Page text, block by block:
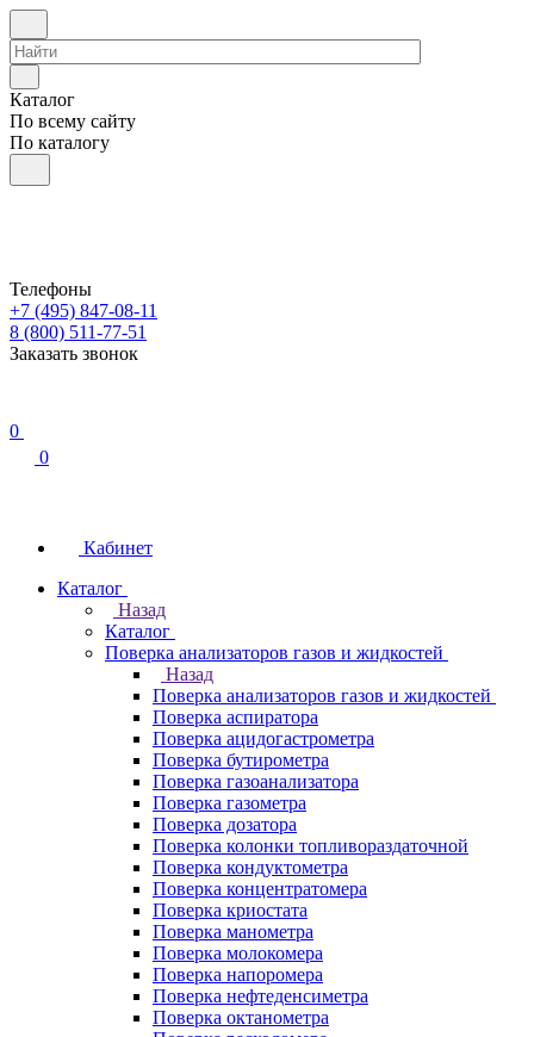
Каталог
По всему сайту
По каталогу
Телефоны
+7 (495) 847-08-11
8 (800) 511-77-51
Заказать звонок
0
0
Кабинет
Каталог
Назад
Каталог
Поверка анализаторов газов и жидкостей
Назад
Поверка анализаторов газов и жидкостей
Поверка аспиратора
Поверка ацидогастрометра
Поверка бутирометра
Поверка газоанализатора
Поверка газометра
Поверка дозатора
Поверка колонки топливораздаточной
Поверка кондуктометра
Поверка концентратомера
Поверка криостата
Поверка манометра
Поверка молокомера
Поверка напоромера
Поверка нефтеденсиметра
Поверка октанометра